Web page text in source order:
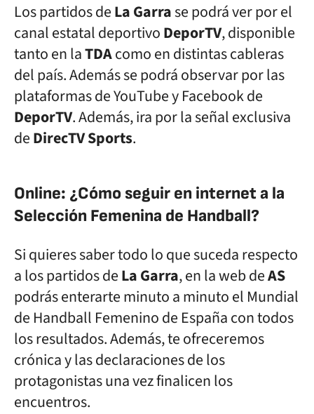
Los partidos deLa Garrase podrá ver por el
canal estatal deportivoDeporTV, disponible
tanto en laTDAcomo en distintas cableras
del país. Además se podrá observar por las
plataformas de YouTube y Facebook de
DeporTV. Además, ira por la señal exclusiva
deDirecTV Sports.
Online: ¿Cómo seguir en internet a la
Selección Femenina de Handball?
Si quieres saber todo lo que suceda respecto
a los partidos deLa Garra, en la web deAS
podrás enterarte minuto a minuto el Mundial
de Handball Femenino de España con todos
los resultados. Además, te ofreceremos
crónica y las declaraciones de los
protagonistas una vez finalicen los
encuentros.